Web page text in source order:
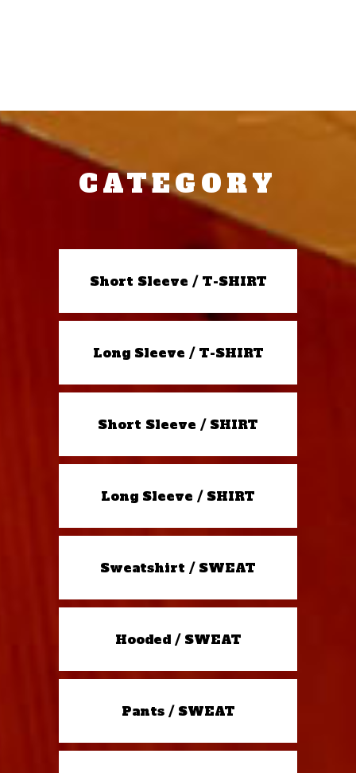
CATEGORY
Short Sleeve / T-SHIRT
Long Sleeve / T-SHIRT
Short Sleeve / SHIRT
Long Sleeve / SHIRT
Sweatshirt / SWEAT
Hooded / SWEAT
Pants / SWEAT